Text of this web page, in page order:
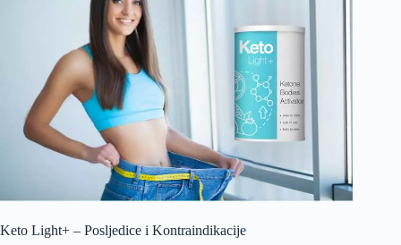
Keto Light+ – Posljedice i Kontraindikacije